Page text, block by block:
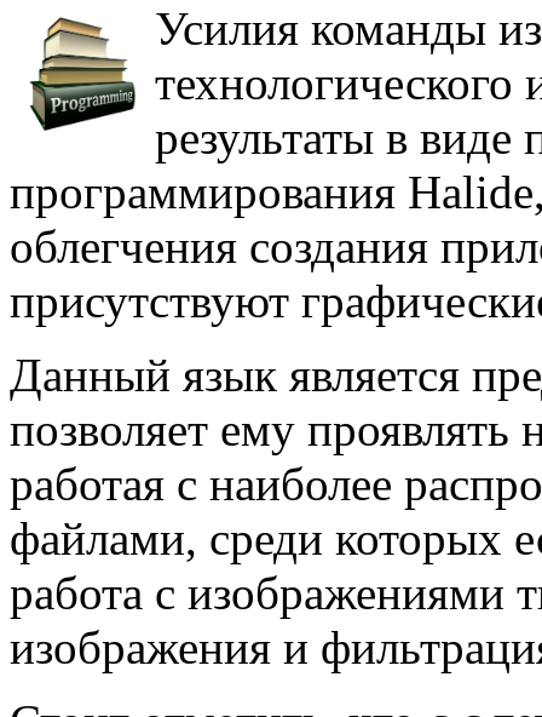
Усилия команды
технологического
результаты в виде
программирования
облегчения создания
присутствуют
Данный язык является
позволяет ему
работая с наиболее
файлами, среди которых
работа с изображениями
изображения и